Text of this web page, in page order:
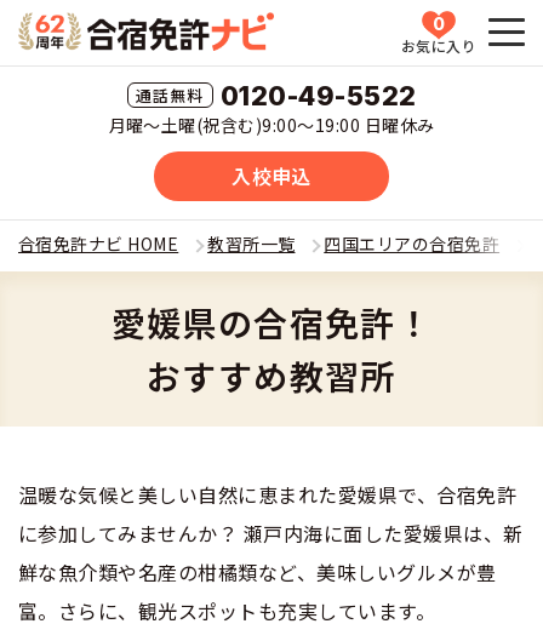
0
お気に入り
0120-49-5522
月曜〜土曜(祝含む)9:00〜19:00 日曜休み
入校申込
HOME
教習所一覧
運転免許の種類(車種)を選ぶ
普通二輪
準中型車
中型車
全国 教習所一覧
特集ページ一覧
格安シーズン料金
合宿免許とは
合宿免許とは
安心・お得・早い・充実の合宿免許
合宿免許選びのアドバイス
合宿免許の入校までの流れ
合宿免許に役立つ情報
合宿免許に役立つ情報
高校生は運転免許を取れる？
合宿免許ナビについて
会社情報・代表メッセージ
会社概要
お気に入りの教習所一覧
運転者適性診断
合宿免許ナビ HOME 教習所一覧 四国エリアの合宿免許
愛媛県の合宿免許！
おすすめ教習所
温暖な気候と美しい自然に恵まれた愛媛県で、合宿免許
に参加してみませんか？ 瀬戸内海に面した愛媛県は、新
鮮な魚介類や名産の柑橘類など、美味しいグルメが豊
富。さらに、観光スポットも充実しています。